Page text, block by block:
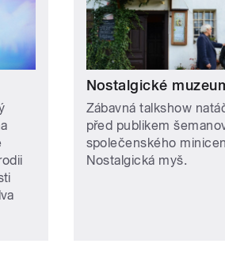
Nostalgické
Zábavná talkshow
před publikem
společenského
Nostalgická myš.